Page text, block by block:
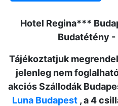
Hotel Regina***
Budatétény
Tájékoztatjuk
jelenleg nem
akciós Szállodák
Luna Budapest , a 4